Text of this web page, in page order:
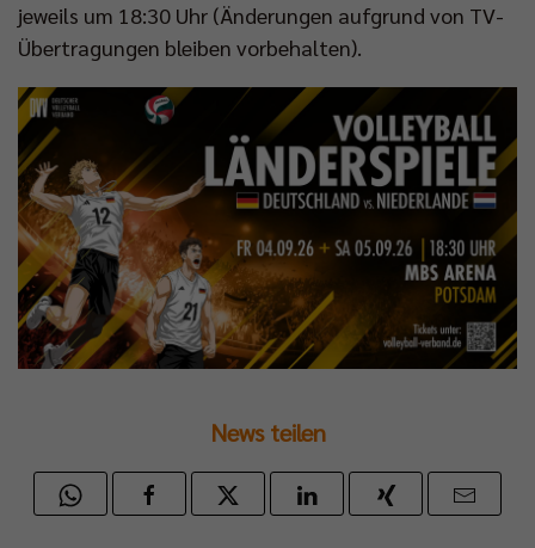
jeweils um 18:30 Uhr (Änderungen aufgrund von TV-
Übertragungen bleiben vorbehalten).
News teilen